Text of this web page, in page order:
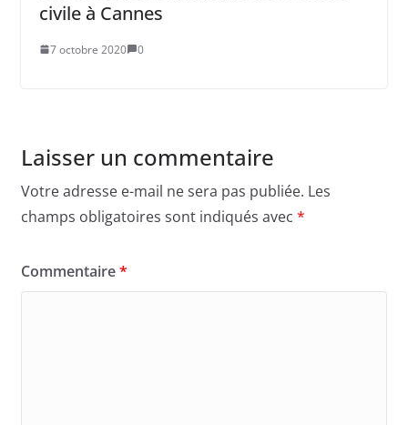
civile à Cannes
7 octobre 2020 0
Laisser un commentaire
Votre adresse e-mail ne sera pas publiée. Les
champs obligatoires sont indiqués avec *
Commentaire*